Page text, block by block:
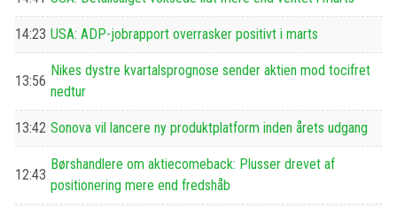
14:23 USA: ADP-jobrapport overrasker positivt i marts
13:56
Nikes dystre kvartalsprognose sender aktien mod tocifret
nedtur
13:42 Sonova vil lancere ny produktplatform inden årets udgang
12:43
Børshandlere om aktiecomeback: Plusser drevet af
positionering mere end fredshåb